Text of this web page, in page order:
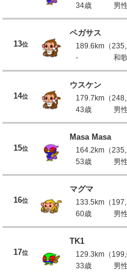
34歳
男性
13位
ペガサス
189.6km（
-
和
14位
ウスケン
179.7km（
43歳
男性
15位
Masa Masa
164.2km（
53歳
男性
16位
マグマ
133.5km（
60歳
男性
17位
TK1
129.3km（
33歳
男性